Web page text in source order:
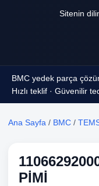
Sitenin
BMC yedek parça
Hızlı teklif · Güvenilir
Ana Sayfa / BMC /
PİMİ